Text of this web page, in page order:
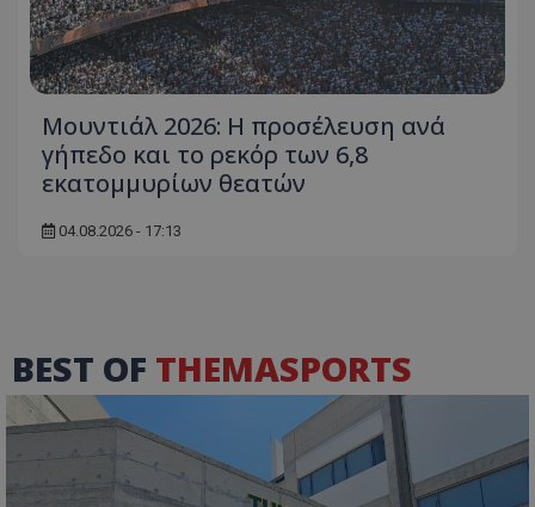
Μουντιάλ 2026: Η προσέλευση ανά
γήπεδο και το ρεκόρ των 6,8
εκατομμυρίων θεατών
04.08.2026 - 17:13
BEST OF THEMASPORTS